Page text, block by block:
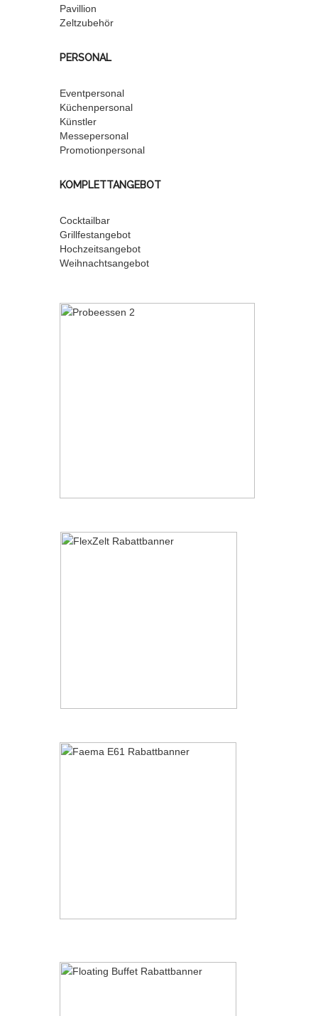
Pavillion
Zeltzubehör
PERSONAL
Eventpersonal
Küchenpersonal
Künstler
Messepersonal
Promotionpersonal
KOMPLETTANGEBOT
Cocktailbar
Grillfestangebot
Hochzeitsangebot
Weihnachtsangebot